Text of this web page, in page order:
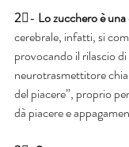
2⃣- Lo zucchero è
cerebrale, infatti, si
provocando il rilascio
neurotrasmettitore
del piacere”, proprio
dà piacere e